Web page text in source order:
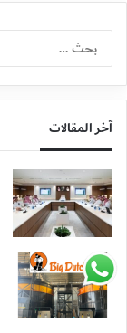
آخر المقالات